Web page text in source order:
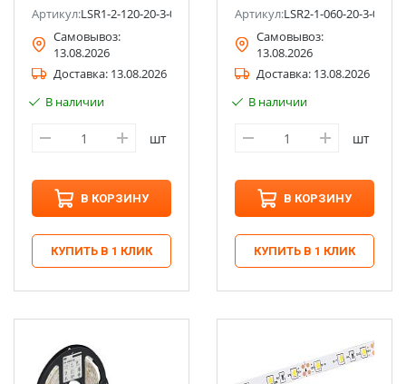
Артикул:LSR1-2-120-20-3-05
Самовывоз:
13.08.2026
Доставка: 13.08.2026
В наличии
шт
В КОРЗИНУ
КУПИТЬ В 1 КЛИК
Артикул:LSR2-1-060-20-3-05
Самовывоз:
13.08.2026
Доставка: 13.08.2026
В наличии
шт
В КОРЗИНУ
КУПИТЬ В 1 КЛИК